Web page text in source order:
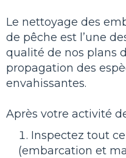
Le nettoyage des
de pêche est l’une
qualité de nos plans
propagation des
envahissantes.
Après votre activité
Inspectez tout
(embarcation et